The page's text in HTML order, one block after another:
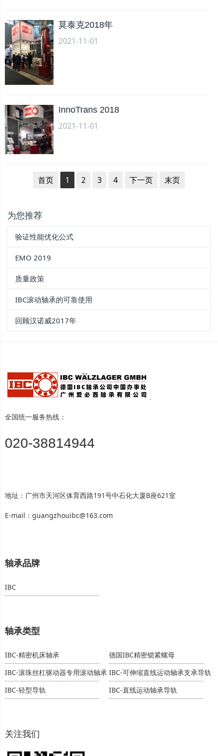
莫泰克2018年
2021-11-01
InnoTrans 2018
2021-11-01
首页 1 2 3 4 下一页 末页
为您推荐
验证性能优化公式
EMO 2019
质量政策
IBC滚动轴承的可靠使用
回顾汉诺威2017年
全国统一服务热线：
020-38814944
地址：广州市天河区体育西路191号中石化大厦B座621室
E-mail：guangzhouibc@163.com
轴承品牌
IBC
轴承类型
IBC-精密机床轴承
德国IBC精密锁紧螺母
IBC-滚珠丝杠驱动器专用滚动轴承 IBC-可伸缩直线运动轴承支承导轨
IBC-轻型导轨
IBC-直线运动轴承导轨
关注我们